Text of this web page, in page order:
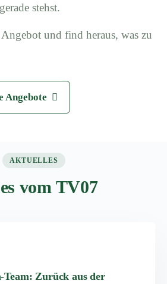
stehst.
und find heraus, was zu
Angebote
AKTUELLES
vom TV07
Team: Zurück aus der